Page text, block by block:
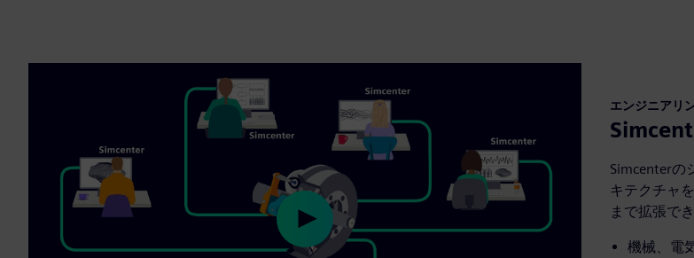
エンジニアリ
Simcenterの
キテクチャ
まで拡張で
機械、電
Play